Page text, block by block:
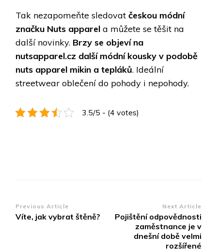
Tak nezapomeňte sledovat českou módní
značku Nuts apparel a můžete se těšit na
další novinky. Brzy se objeví na
nutsapparel.cz další módní kousky v podobě
nuts apparel mikin a tepláků. Ideální
streetwear oblečení do pohody i nepohody.
3.5/5 - (4 votes)
Post
Navigation
Previous Article
Víte, jak vybrat štěně?
Next Article
Pojištění odpovědnosti
zaměstnance je v
dnešní době velmi
rozšířené